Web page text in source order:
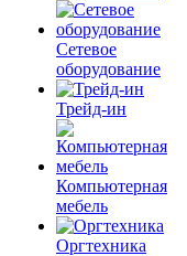
Сетевое
оборудование
Трейд-ин
Компьютерная
мебель
Оргтехника